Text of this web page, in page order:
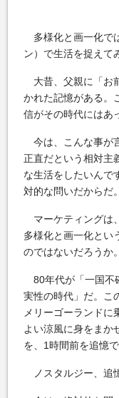
多様化と画一化で
ン）で生活を捉えて
大昔、父親に「お
かれた記憶がある。
信がその時代にはあ
今は、こんな事が
正直だという相対主
な生活をしたいんで
対的な問いだからだ。
マーケティングは
多様化と画一化とい
のではないだろうか
80年代が「一国不
実性の時代」だ。こ
メリーゴーランドに
よい涼風に身をまか
を、1時間前を追憶
ノスタルジー、追